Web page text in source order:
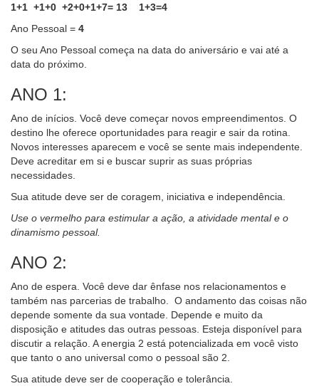
1+1 +1+0 +2+0+1+7= 13 1+3=4
Ano Pessoal = 4
O seu Ano Pessoal começa na data do aniversário e vai até a
data do próximo.
ANO 1:
Ano de inícios. Você deve começar novos empreendimentos. O
destino lhe oferece oportunidades para reagir e sair da rotina.
Novos interesses aparecem e você se sente mais independente.
Deve acreditar em si e buscar suprir as suas próprias
necessidades.
Sua atitude deve ser de coragem, iniciativa e independência.
Use o vermelho para estimular a ação, a atividade mental e o
dinamismo pessoal.
ANO 2:
Ano de espera. Você deve dar ênfase nos relacionamentos e
também nas parcerias de trabalho. O andamento das coisas não
depende somente da sua vontade. Depende e muito da
disposição e atitudes das outras pessoas. Esteja disponível para
discutir a relação. A energia 2 está potencializada em você visto
que tanto o ano universal como o pessoal são 2.
Sua atitude deve ser de cooperação e tolerância.